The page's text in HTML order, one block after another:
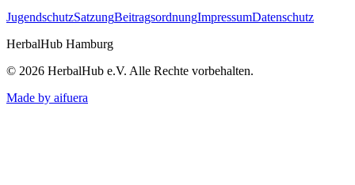
JugendschutzSatzungBeitragsordnungImpressumDatenschutz
HerbalHub Hamburg
© 2026 HerbalHub e.V. Alle Rechte vorbehalten.
Made by aifuera